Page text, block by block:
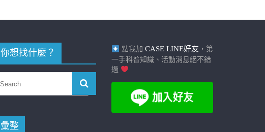
你想找什麼？
彙整
點我加 CASE LINE好友 ，第
一手科普知識、活動消息絕不錯
過